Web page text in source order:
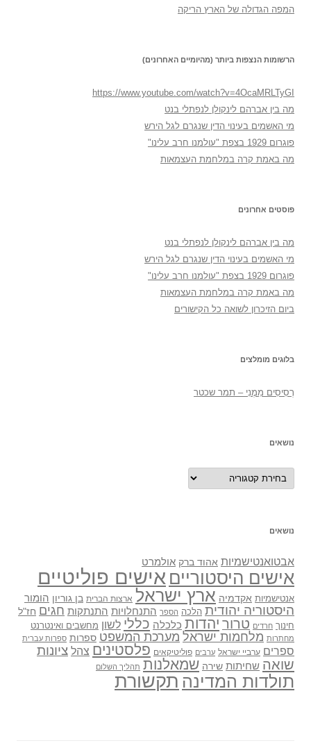
המפה הגדולה של הארץ הריקה
הרשומות הנצפות ביותר (מהיומיים האחרונים)
https://www.youtube.com/watch?v=4OcaMRLTyGI
מה בין אברהם לינקולן לנפתלי בנט
מי האשמים בעינוי הדין שנגרם לגל הירש
פוגרום 1929 בצפת "עולמנו חרב עלינו"
מה באמת קרה במלחמת העצמאות
פוסטים אחרונים
מה בין אברהם לינקולן לנפתלי בנט
מי האשמים בעינוי הדין שנגרם לגל הירש
פוגרום 1929 בצפת "עולמנו חרב עלינו"
מה באמת קרה במלחמת העצמאות
ביום הזיכרון לשואה כל הקישורים
בלוגים מומלצים
רְסִיסִים מִמֶנִי – תמר שכטר
נושאים
נושאים
נושאים
אבטואנטישמיות אהוד ברק אולמרט
אישים היסטוריים אישים פוליטיים
אנטישמיות אקדמיה ארץ ישראל ארצות הברית בן גוריון הומור
היסטוריה יהודית הלכה הספר התנחלויות התנתקות חגים חז"ל
חינוך חרדים טרור יהדות כלכלה כללי לשון מחשבים ואינטרנט
מחתרות מלחמות ישראל מערכת המשפט ספרות ספרות עברית
ספרים ערביי ישראל ערבים פוליטיקאים פלסטינים צהל ציונות
שואה שחיתות שירה שמאלנות תהליך השלום
תולדות המדינה תקשורת